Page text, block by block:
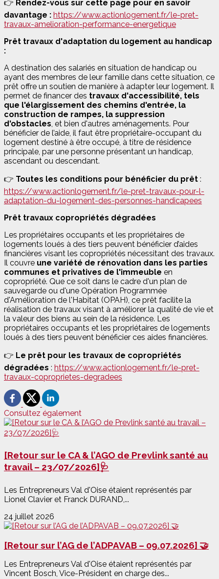
👉 Rendez-vous sur cette page pour en savoir
davantage : https://www.actionlogement.fr/le-pret-
travaux-amelioration-performance-energetique
Prêt travaux d'adaptation du logement au handicap
:
A destination des salariés en situation de handicap ou
ayant des membres de leur famille dans cette situation, ce
prêt offre un soutien de manière à adapter leur logement. Il
permet de financer des travaux d'accessibilité, tels
que l'élargissement des chemins d'entrée, la
construction de rampes, la suppression
d'obstacles, et bien d'autres aménagements. Pour
bénéficier de l’aide, il faut être propriétaire-occupant du
logement destiné à être occupé, à titre de résidence
principale, par une personne présentant un handicap,
ascendant ou descendant.
👉 Toutes les conditions pour bénéficier du prêt :
https://www.actionlogement.fr/le-pret-travaux-pour-l-
adaptation-du-logement-des-personnes-handicapees
Prêt travaux copropriétés dégradées
Les propriétaires occupants et les propriétaires de
logements loués à des tiers peuvent bénéficier d’aides
financières visant les copropriétés nécessitant des travaux.
Il couvre une variété de rénovation dans les parties
communes et privatives de l'immeuble en
copropriété. Que ce soit dans le cadre d'un plan de
sauvegarde ou d'une Opération Programmée
d'Amélioration de l'Habitat (OPAH), ce prêt facilite la
réalisation de travaux visant à améliorer la qualité de vie et
la valeur des biens au sein de la résidence. Les
propriétaires occupants et les propriétaires de logements
loués à des tiers peuvent bénéficier ces aides financières.
👉 Le prêt pour les travaux de copropriétés
dégradées : https://www.actionlogement.fr/le-pret-
travaux-coproprietes-degradees
Consultez également
[Retour sur le CA & l’AGO de Prevlink santé au
travail – 23/07/2026]🩺
Les Entrepreneurs Val d'Oise étaient représentés par
Lionel Clavier et Franck DURAND,...
24 juillet 2026
[Retour sur l’AG de l’ADPAVAB – 09.07.2026] 🤝
Les Entrepreneurs Val d'Oise étaient représentés par
Vincent Bosch, Vice-Président en charge des...